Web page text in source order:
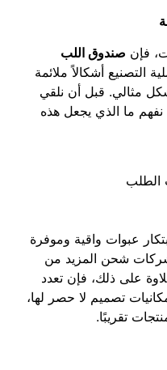
فإن صندوق اللب
التصنيع أشكالاً ملائمة
مثالي. قبل أن نلقي
ما الذي يجعل هذه
الطلب
عبوات واقية وموفرة
شحن المزيد من
على ذلك، فإن تعدد
تصميم لا حصر لها،
تقريبًا.